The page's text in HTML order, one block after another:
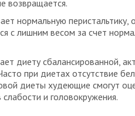
возвращается.
нормальную перистальтику,
с лишним весом за счет
диету сбалансированной,
при диетах отсутствие
диеты худеющие смогут
и головокружения.